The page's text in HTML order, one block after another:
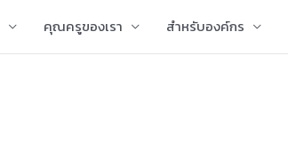
คุณครูของเรา สำหรับองค์กร